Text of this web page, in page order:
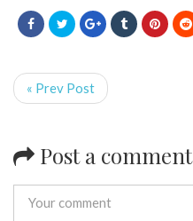
« Prev Post
Post a comment